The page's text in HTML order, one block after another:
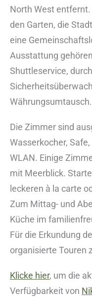
North West
den Garten, die
eine
Ausstattung
Shuttleservice,
Währungsumtausch.
Die Zimmer sind
Wasserkocher,
WLAN. Einige
mit Meerblick.
leckeren à la carte
Zum Mittag- und
Küche im
Für die Erkundung
organisierte Touren
Klicke hier, um die
Verfügbarkeit von